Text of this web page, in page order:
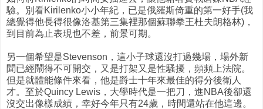
驗。別看Kirilenko小小年紀，已是俄羅斯倚重的第一好手(我
總覺得他長得很像洛基第三集裡那個蘇聯拳王杜夫朗格林)，
到目前為止表現也不差，前景可期。
另一個希望是Stevenson，這小子球還沒打過幾場，場外新
聞已經鬧得不可開交，又是打架又是性騷擾，頻頻上法院。
但是就體能條件來看，他是爵士十年來最佳的得分後衛人
才。至於Quincy Lewis，大學時代是一把刀，進NBA後卻還
沒交出像樣成績，幸好今年只有24歲，時間還站在他這邊。